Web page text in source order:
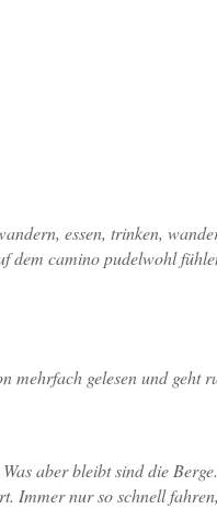
essen, trinken,
dem camino pudelwohl
mehrfach gelesen und geht
aber bleibt sind die
Immer nur so schnell